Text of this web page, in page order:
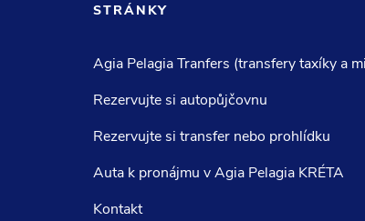
STRÁNKY
Agia Pelagia Tranfers (transfery taxíky a
Rezervujte si autopůjčovnu
Rezervujte si transfer nebo prohlídku
Auta k pronájmu v Agia Pelagia KRÉTA
Kontakt